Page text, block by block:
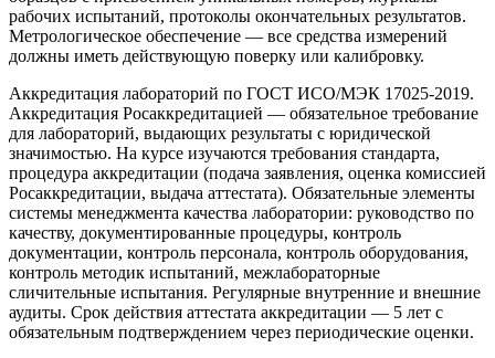
рабочих испытаний, протоколы окончательных результатов.
Метрологическое обеспечение — все средства измерений
должны иметь действующую поверку или калибровку.
Аккредитация лабораторий по ГОСТ ИСО/МЭК 17025-2019.
Аккредитация Росаккредитацией — обязательное требование
для лабораторий, выдающих результаты с юридической
значимостью. На курсе изучаются требования стандарта,
процедура аккредитации (подача заявления, оценка комиссией
Росаккредитации, выдача аттестата). Обязательные элементы
системы менеджмента качества лаборатории: руководство по
качеству, документированные процедуры, контроль
документации, контроль персонала, контроль оборудования,
контроль методик испытаний, межлабораторные
сличительные испытания. Регулярные внутренние и внешние
аудиты. Срок действия аттестата аккредитации — 5 лет с
обязательным подтверждением через периодические оценки.